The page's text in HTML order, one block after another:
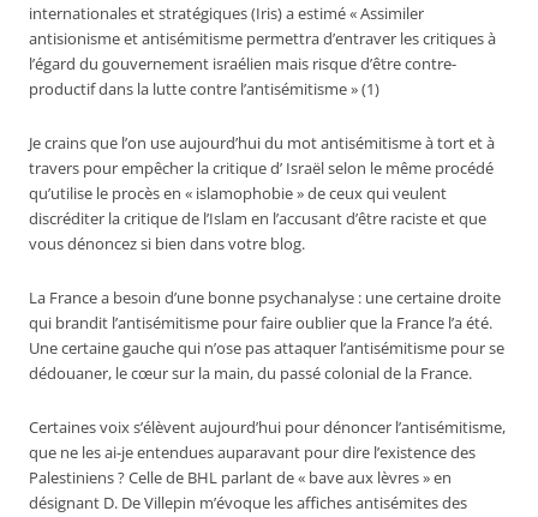
internationales et stratégiques (Iris) a estimé « Assimiler
antisionisme et antisémitisme permettra d’entraver les critiques à
l’égard du gouvernement israélien mais risque d’être contre-
productif dans la lutte contre l’antisémitisme » (1)
Je crains que l’on use aujourd’hui du mot antisémitisme à tort et à
travers pour empêcher la critique d’ Israël selon le même procédé
qu’utilise le procès en « islamophobie » de ceux qui veulent
discréditer la critique de l’Islam en l’accusant d’être raciste et que
vous dénoncez si bien dans votre blog.
La France a besoin d’une bonne psychanalyse : une certaine droite
qui brandit l’antisémitisme pour faire oublier que la France l’a été.
Une certaine gauche qui n’ose pas attaquer l’antisémitisme pour se
dédouaner, le cœur sur la main, du passé colonial de la France.
Certaines voix s’élèvent aujourd’hui pour dénoncer l’antisémitisme,
que ne les ai-je entendues auparavant pour dire l’existence des
Palestiniens ? Celle de BHL parlant de « bave aux lèvres » en
désignant D. De Villepin m’évoque les affiches antisémites des